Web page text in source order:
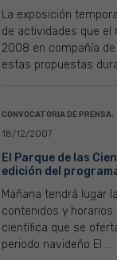
La exposición
de actividades que
2008 en compañía
estas propuestas
CONVOCATORIA DE PRENSA:
18/12/2007
El Parque de las
edición del
Mañana tendrá lugar
contenidos y
científica que se
periodo navideño El ...